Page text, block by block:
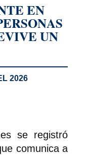
EN
UN
2026
se registró
comunica a